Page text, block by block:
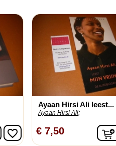
In winkelwagen
favorite_border
Ayaan Hirsi Ali leest...
Ayaan Hirsi Ali;
€ 7,50